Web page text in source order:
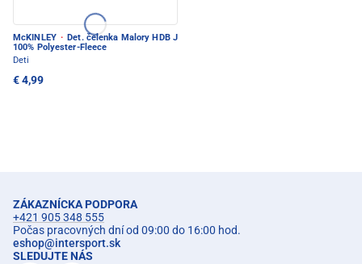
McKINLEY · Det. čelenka Malory HDB J
100% Polyester-Fleece
Deti
€ 4,99
ZÁKAZNÍCKA PODPORA
+421 905 348 555
Počas pracovných dní od 09:00 do 16:00 hod.
eshop@intersport.sk
SLEDUJTE NÁS